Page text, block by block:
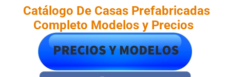
Catálogo De Casas Prefabricadas
Completo Modelos y Precios